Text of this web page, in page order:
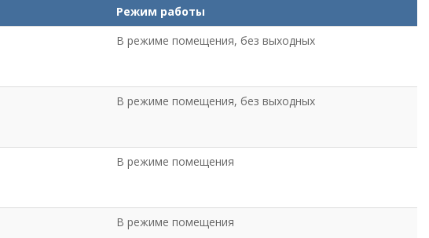
Режим работы
В режиме помещения, без выходных
В режиме помещения, без выходных
В режиме помещения
В режиме помещения